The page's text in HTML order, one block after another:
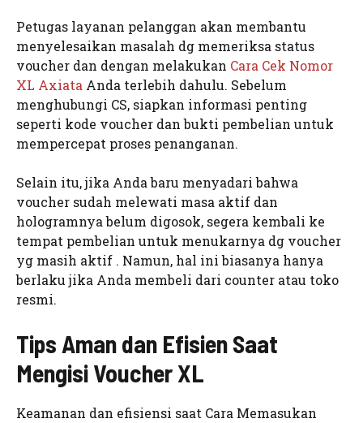
Petugas layanan pelanggan akan membantu
menyelesaikan masalah dg memeriksa status
voucher dan dengan melakukan Cara Cek Nomor
XL Axiata Anda terlebih dahulu. Sebelum
menghubungi CS, siapkan informasi penting
seperti kode voucher dan bukti pembelian untuk
mempercepat proses penanganan.
Selain itu, jika Anda baru menyadari bahwa
voucher sudah melewati masa aktif dan
hologramnya belum digosok, segera kembali ke
tempat pembelian untuk menukarnya dg voucher
yg masih aktif . Namun, hal ini biasanya hanya
berlaku jika Anda membeli dari counter atau toko
resmi.
Tips Aman dan Efisien Saat
Mengisi Voucher XL
Keamanan dan efisiensi saat Cara Memasukan